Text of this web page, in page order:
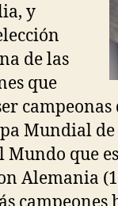
y
de las
que
Mundial de
Mundo que
Alemania